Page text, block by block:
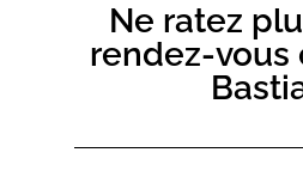
Sur inscription sur
Ne ratez
rendez-vous